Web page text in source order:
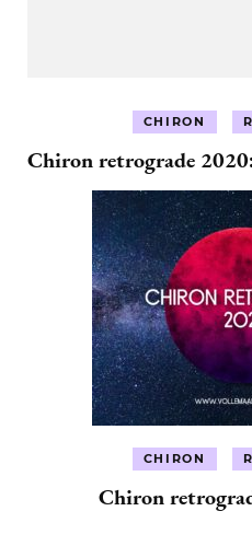
CHIRON
Chiron retrograde
CHIRON
Chiron